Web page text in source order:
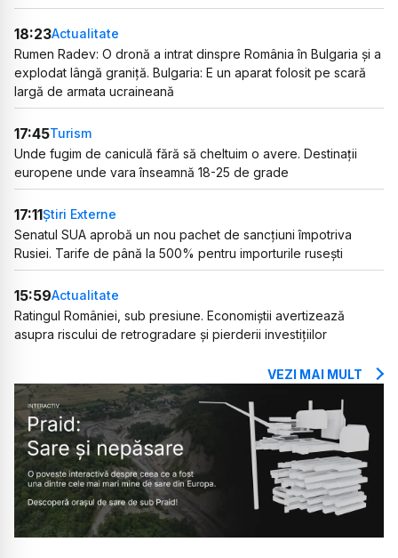
18:23Actualitate
Rumen Radev: O dronă a intrat dinspre România în Bulgaria și a
explodat lângă graniță. Bulgaria: E un aparat folosit pe scară
largă de armata ucraineană
17:45Turism
Unde fugim de caniculă fără să cheltuim o avere. Destinații
europene unde vara înseamnă 18-25 de grade
17:11Știri Externe
Senatul SUA aprobă un nou pachet de sancțiuni împotriva
Rusiei. Tarife de până la 500% pentru importurile rusești
15:59Actualitate
Ratingul României, sub presiune. Economiștii avertizează
asupra riscului de retrogradare și pierderii investițiilor
VEZI MAI MULT